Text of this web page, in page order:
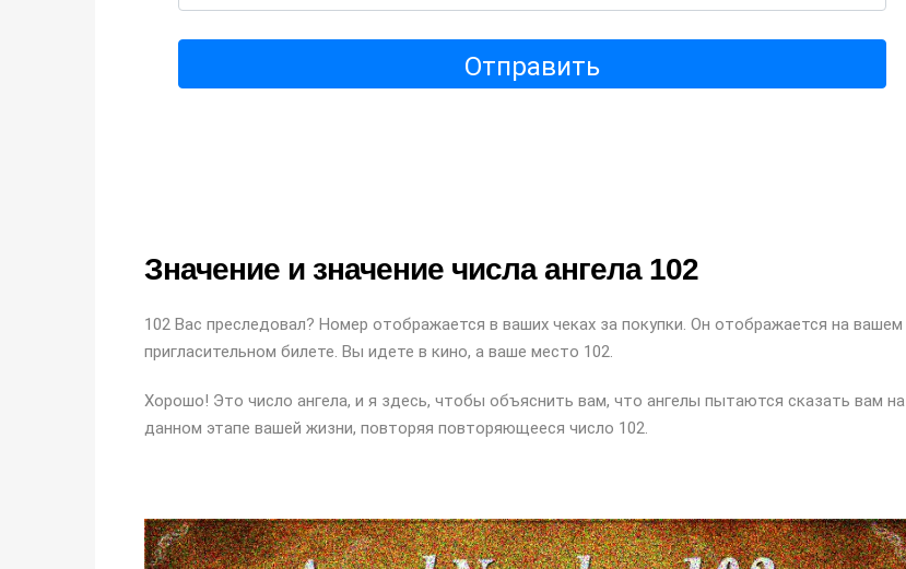
Отправить
Значение и значение числа ангела 102
102 Вас преследовал? Номер отображается в ваших чеках за покупки. Он отображается на вашем
пригласительном билете. Вы идете в кино, а ваше место 102.
Хорошо! Это число ангела, и я здесь, чтобы объяснить вам, что ангелы пытаются сказать вам на
данном этапе вашей жизни, повторяя повторяющееся число 102.